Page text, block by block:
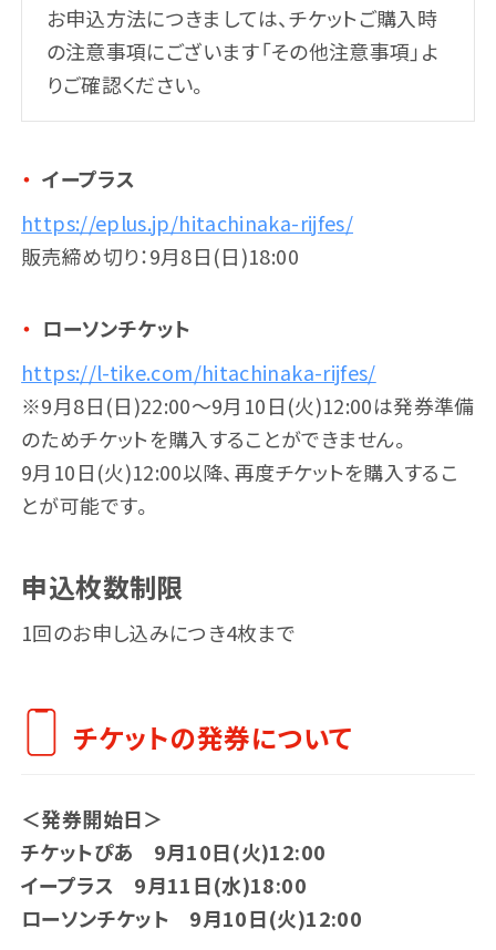
FOLLOW US
お申込方法につきましては、チケットご購入時
の注意事項にございます「その他注意事項」よ
りご確認ください。
イープラス
https://eplus.jp/hitachinaka-rijfes/
販売締め切り：9月8日(日)18:00
ローソンチケット
https://l-tike.com/hitachinaka-rijfes/
※9月8日(日)22:00〜9月10日(火)12:00は発券準備
のためチケットを購入することができません。
9月10日(火)12:00以降、再度チケットを購入するこ
とが可能です。
申込枚数制限
1回のお申し込みにつき4枚まで
チケットの発券について
＜発券開始日＞
チケットぴあ 9月10日(火)12:00
イープラス 9月11日(水)18:00
ローソンチケット 9月10日(火)12:00